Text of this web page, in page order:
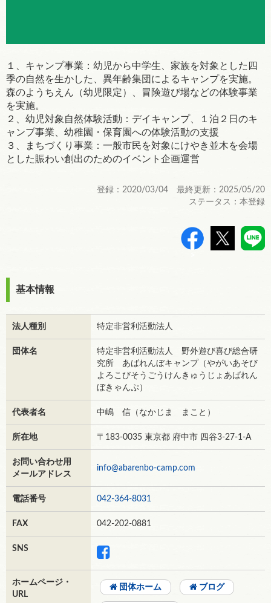
１、キャンプ事業：幼児から中学生、家族を対象とした四
季の自然を生かした、異年齢集団によるキャンプを実施。
森のようちえん（幼児限定）、冒険遊び場などの体験事業
を実施。
２、幼児対象自然体験活動：デイキャンプ、１泊２日のキ
ャンプ事業、幼稚園・保育園への体験活動の支援
３、まちづくり事業：一般市民を対象にけやき並木を会場
とした賑わい創出のためのイベント企画運営
登録：2020/03/04 最終更新：2025/05/20
ステータス：本登録
基本情報
法人種別 特定非営利活動法人
団体名
特定非営利活動法人 野外遊び喜び総合研
究所 あばれんぼキャンプ（やがいあそび
よろこびそうごうけんきゅうじょあばれん
ぼきゃんぷ）
代表者名 中嶋 信（なかじま まこと）
所在地 〒183-0035 東京都 府中市 四谷3-27-1-A
お問い合わせ用
メールアドレス
info@abarenbo-camp.com
電話番号 042-364-8031
FAX 042-202-0881
SNS
ホームページ・
URL
団体ホーム ブログ